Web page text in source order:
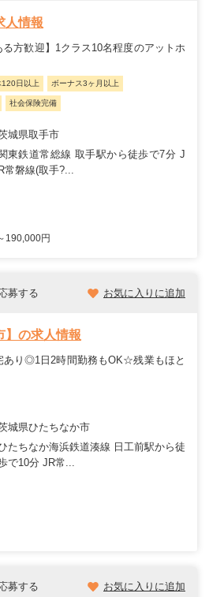
人情報
る方歓迎】1クラス10名程度のアットホ
120日以上 ボーナス3ヶ月以上
社会保険完備
城県取手市
東鉄道常総線 取手駅から徒歩で7分 J
R常磐線(取手?...
190,000円
募する お気に入りに追加
】の求人情報
あり◎1日2時間勤務もOK☆残業もほと
城県ひたちなか市
たちなか海浜鉄道湊線 日工前駅から徒
で10分 JR常...
募する お気に入りに追加